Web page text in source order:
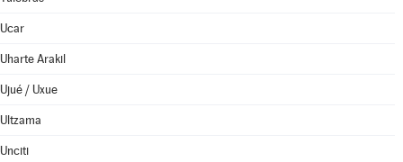
Ucar
Uharte Arakil
Ujué / Uxue
Ultzama
Unciti